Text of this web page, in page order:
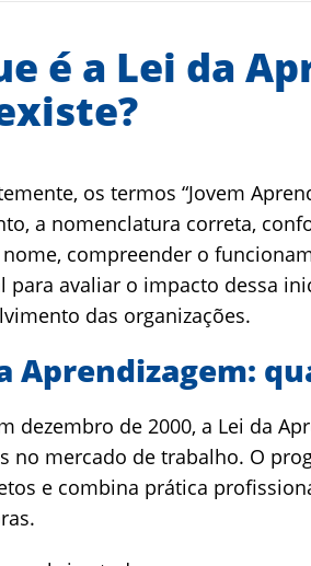
é a Lei da
os termos “Jovem
a nomenclatura correta,
compreender o
para avaliar o impacto dessa
das organizações.
Aprendizagem:
dezembro de 2000, a Lei da
no mercado de trabalho. O
e combina prática